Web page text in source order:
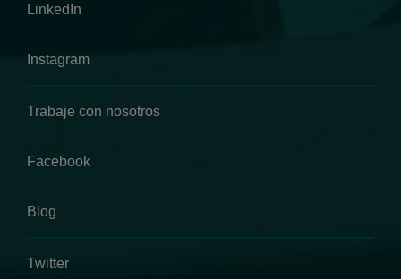
LinkedIn
Instagram
Trabaje con nosotros
Facebook
Blog
Twitter